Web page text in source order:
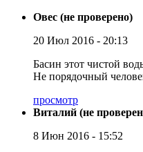
Овес (не проверено)
20 Июл 2016 - 20:13
Басин этот чистой
Не порядочный
просмотр
Виталий (не
8 Июн 2016 - 15:52